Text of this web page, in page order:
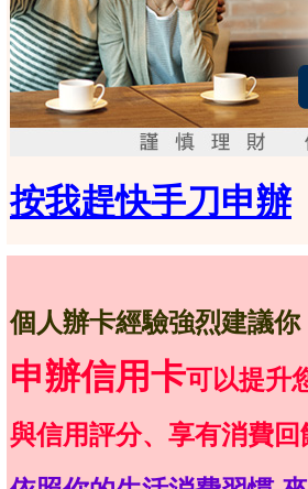
按我趕快手刀申辦
個人辦卡經驗強烈建議你
申辦信用卡可以提升
與信用評分、享有消費